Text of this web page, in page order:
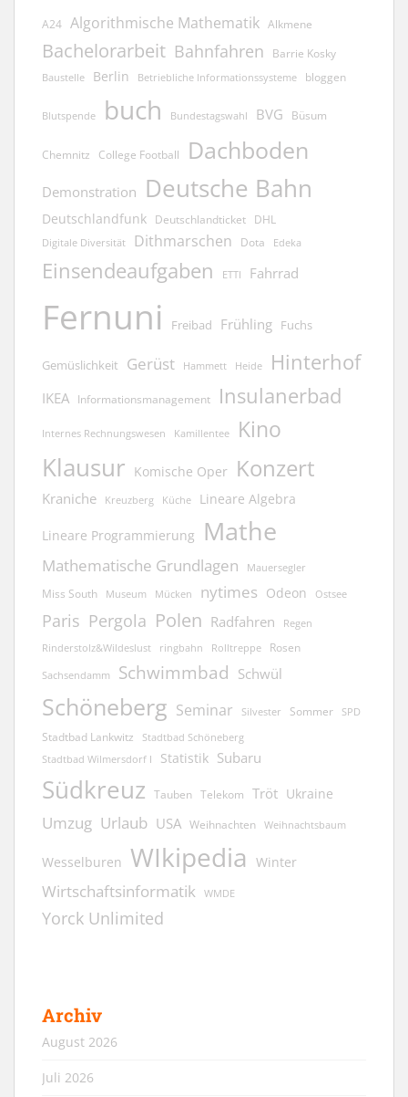
A24 Algorithmische Mathematik Alkmene
Bachelorarbeit Bahnfahren Barrie Kosky
Baustelle Berlin Betriebliche Informationssysteme bloggen
Blutspende buch Bundestagswahl BVG Büsum
Chemnitz College Football Dachboden
Demonstration Deutsche Bahn
Deutschlandfunk Deutschlandticket DHL
Digitale Diversität Dithmarschen Dota Edeka
Einsendeaufgaben ETTI Fahrrad
Fernuni Freibad Frühling Fuchs
Gemüslichkeit Gerüst Hammett Heide Hinterhof
IKEA Informationsmanagement Insulanerbad
Internes Rechnungswesen Kamillentee Kino
Klausur Komische Oper Konzert
Kraniche Kreuzberg Küche Lineare Algebra
Lineare Programmierung Mathe
Mathematische Grundlagen Mauersegler
Miss South Museum Mücken nytimes Odeon Ostsee
Paris Pergola Polen Radfahren Regen
Rinderstolz&Wildeslust ringbahn Rolltreppe Rosen
Sachsendamm Schwimmbad Schwül
Schöneberg Seminar Silvester Sommer SPD
Stadtbad Lankwitz Stadtbad Schöneberg
Stadtbad Wilmersdorf I Statistik Subaru
Südkreuz Tauben Telekom Tröt Ukraine
Umzug Urlaub USA Weihnachten Weihnachtsbaum
Wesselburen WIkipedia Winter
Wirtschaftsinformatik WMDE
Yorck Unlimited
Archiv
August 2026
Juli 2026